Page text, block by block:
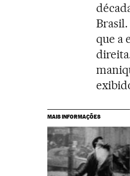
que a
MAIS INFORMAÇÕES